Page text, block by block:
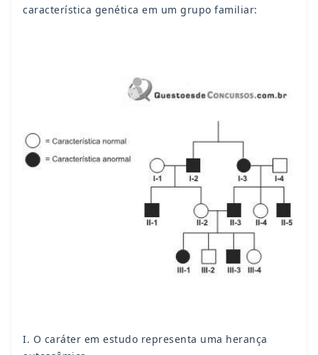
característica genética em um grupo familiar:
I. O caráter em estudo representa uma herança